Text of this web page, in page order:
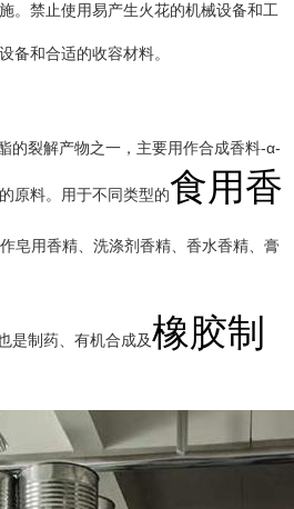
。禁止使用易产生火花的机械设备和工
备和合适的收容材料。
的裂解产物之一，主要用作合成香料-α-
原料。用于不同类型的食用香
皂用香精、洗涤剂香精、香水香精、膏
是制药、有机合成及橡胶制